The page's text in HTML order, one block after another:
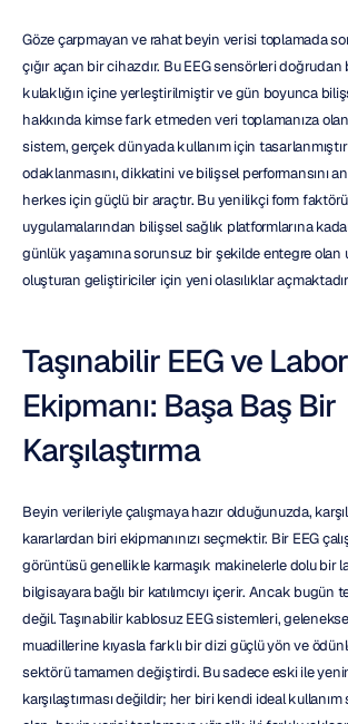
Göze çarpmayan ve rahat beyin verisi toplamada
çığır açan bir cihazdır. Bu EEG sensörleri
kulaklığın içine yerleştirilmiştir ve gün boyunca
hakkında kimse fark etmeden veri toplamanıza
sistem, gerçek dünyada kullanım için
odaklanmasını, dikkatini ve bilişsel performansını
herkes için güçlü bir araçtır. Bu yenilikçi form
uygulamalarından bilişsel sağlık platformlarına
günlük yaşamına sorunsuz bir şekilde entegre olan
oluşturan geliştiriciler için yeni olasılıklar
Taşınabilir EEG ve
Ekipmanı: Başa Baş Bir
Karşılaştırma
Beyin verileriyle çalışmaya hazır olduğunuzda,
kararlardan biri ekipmanınızı seçmektir. Bir EEG
görüntüsü genellikle karmaşık makinelerle dolu bir
bilgisayara bağlı bir katılımcıyı içerir. Ancak bugün
değil. Taşınabilir kablosuz EEG sistemleri,
muadillerine kıyasla farklı bir dizi güçlü yön ve
sektörü tamamen değiştirdi. Bu sadece eski ile
karşılaştırması değildir; her biri kendi ideal